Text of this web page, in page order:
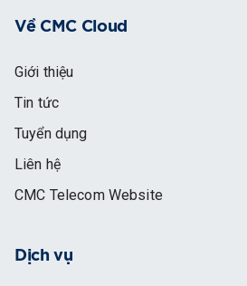
Về CMC Cloud
Giới thiệu
Tin tức
Tuyển dụng
Liên hệ
CMC Telecom Website
Dịch vụ